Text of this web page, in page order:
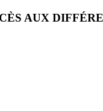
AUX